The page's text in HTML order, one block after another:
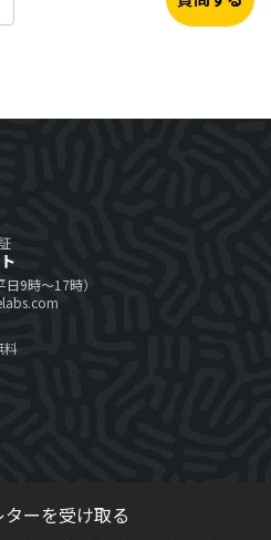
9時～17時）
料
ーを受け取る